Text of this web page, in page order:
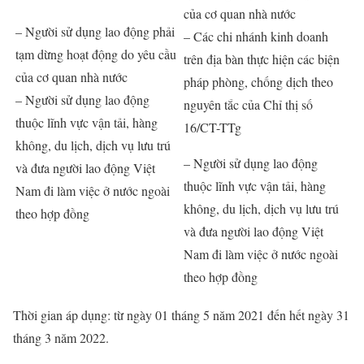
– Người sử dụng lao động phải
tạm dừng hoạt động do yêu cầu
của cơ quan nhà nước
– Người sử dụng lao động
thuộc lĩnh vực vận tải, hàng
không, du lịch, dịch vụ lưu trú
và đưa người lao động Việt
Nam đi làm việc ở nước ngoài
theo hợp đồng
của cơ quan nhà nước
– Các chi nhánh kinh doanh
trên địa bàn thực hiện các biện
pháp phòng, chống dịch theo
nguyên tắc của Chỉ thị số
16/CT-TTg
– Người sử dụng lao động
thuộc lĩnh vực vận tải, hàng
không, du lịch, dịch vụ lưu trú
và đưa người lao động Việt
Nam đi làm việc ở nước ngoài
theo hợp đồng
Thời gian áp dụng: từ ngày 01 tháng 5 năm 2021 đến hết ngày 31
tháng 3 năm 2022.